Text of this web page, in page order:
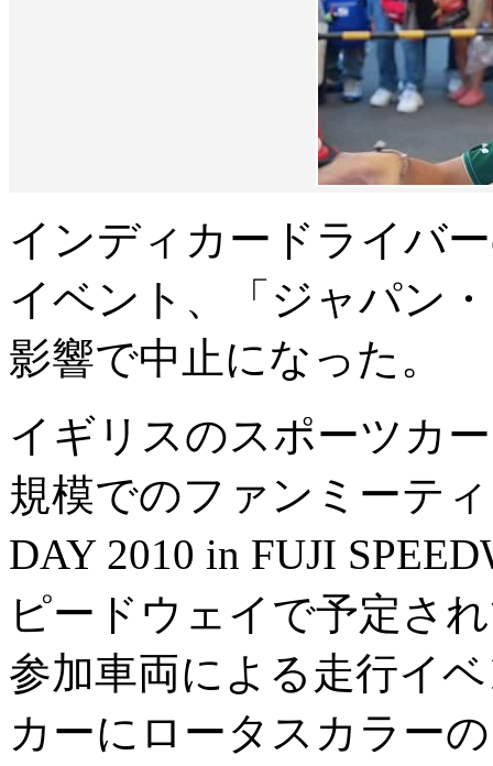
インディカードライバ
イベント、「ジャパン
影響で中止になった。
イギリスのスポーツカ
規模でのファンミーテ
DAY 2010 in FUJI
ピードウェイで予定さ
参加車両による走行イ
カーにロータスカラー